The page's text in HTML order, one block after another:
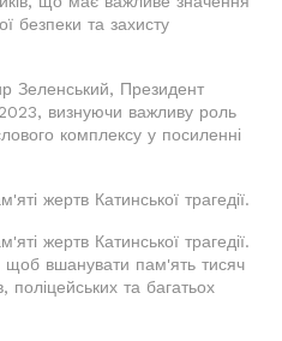
безпеки та захисту
Зеленський, Президент
визнуючи важливу роль
комплексу у посиленні
жертв Катинської трагедії.
жертв Катинської трагедії.
щоб вшанувати пам'ять тисяч
поліцейських та багатьох